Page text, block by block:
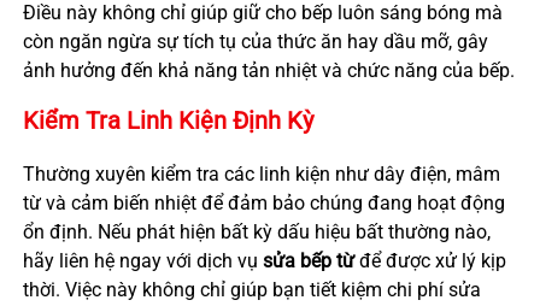
Điều này không chỉ giúp giữ cho bếp luôn sáng bóng mà
còn ngăn ngừa sự tích tụ của thức ăn hay dầu mỡ, gây
ảnh hưởng đến khả năng tản nhiệt và chức năng của bếp.
Kiểm Tra Linh Kiện Định Kỳ
Thường xuyên kiểm tra các linh kiện như dây điện, mâm
từ và cảm biến nhiệt để đảm bảo chúng đang hoạt động
ổn định. Nếu phát hiện bất kỳ dấu hiệu bất thường nào,
hãy liên hệ ngay với dịch vụ sửa bếp từđể được xử lý kịp
thời. Việc này không chỉ giúp bạn tiết kiệm chi phí sửa